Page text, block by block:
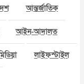
আন্তর্জাতিক
আইন-আদালত
লাইফস্টাইল